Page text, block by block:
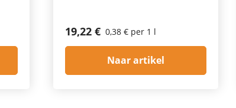
19,22 € 0,38 € per 1 l
Naar artikel